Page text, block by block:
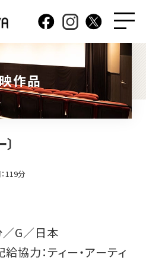
作品
119分
G／日本
協力：ティー・アーティ